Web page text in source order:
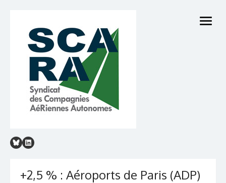
content
open
+2,5 % : Aéroports de Paris (ADP)